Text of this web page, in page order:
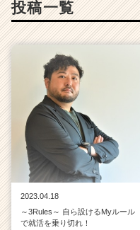
投稿一覧
2023.04.18
～3Rules～ 自ら設けるMyルール
で就活を乗り切れ！